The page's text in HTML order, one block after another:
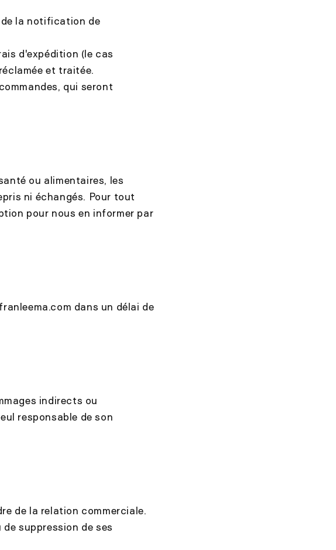
la notification de
d'expédition (le cas
et traitée.
qui seront
ou alimentaires, les
ni échangés. Pour tout
pour nous en informer par
dans un délai de
indirects ou
responsable de son
de la relation commerciale.
suppression de ses